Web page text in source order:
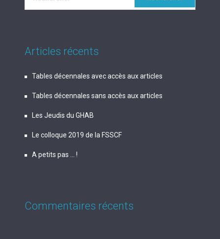
Articles récents
Tables décennales avec accès aux articles
Tables décennales sans accès aux articles
Les Jeudis du GHAB
Le colloque 2019 de la FSSCF
A petits pas … !
Commentaires récents